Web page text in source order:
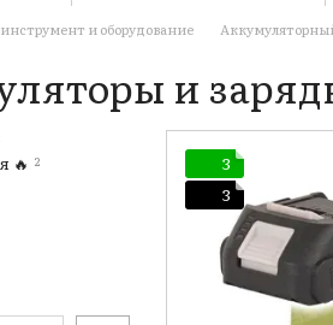
и оборудование
и
3
3
🔥 2